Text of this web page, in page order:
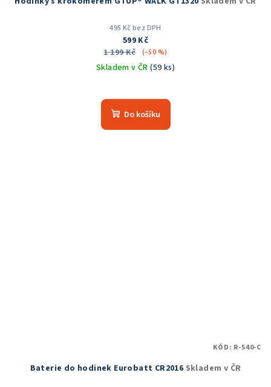
495 Kč bez DPH
599 Kč
1 199 Kč
(–50 %)
Skladem v ČR(59 ks)
hodnocení
produktu
Do košíku
Baterie do hodinek Eurobatt CR2016 Skladem v ČR
KÓD: R-540-C